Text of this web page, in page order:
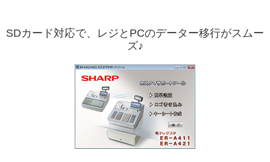
SDカード対応で、レジとPCのデーター移行がスムー
ズ♪